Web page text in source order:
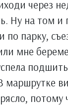
через
Ну на том и
по парку,
мне
маршрутке